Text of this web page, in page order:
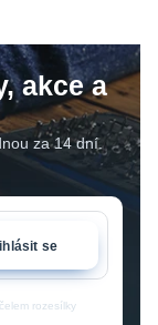
akce a
za 14 dní.
se
rozesílky